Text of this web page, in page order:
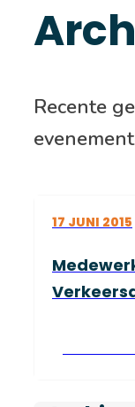
Recente
17 JUNI 2015